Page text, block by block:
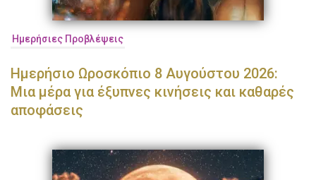
Ημερήσιες Προβλέψεις
Ημερήσιο Ωροσκόπιο 8 Αυγούστου 2026:
Μια μέρα για έξυπνες κινήσεις και καθαρές
αποφάσεις